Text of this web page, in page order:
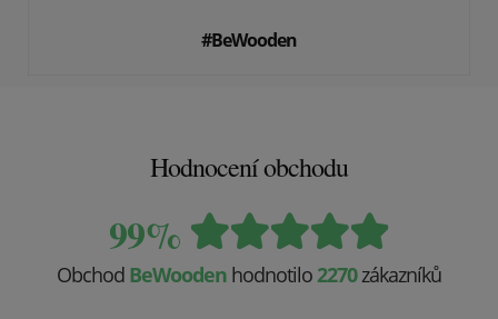
#BeWooden
Hodnocení obchodu
99%
Obchod BeWooden hodnotilo 2270zákazníků